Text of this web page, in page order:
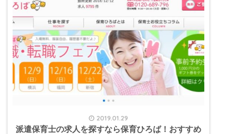
2019.01.29
派遣保育士の求人を探すなら保育ひろば！おすすめ